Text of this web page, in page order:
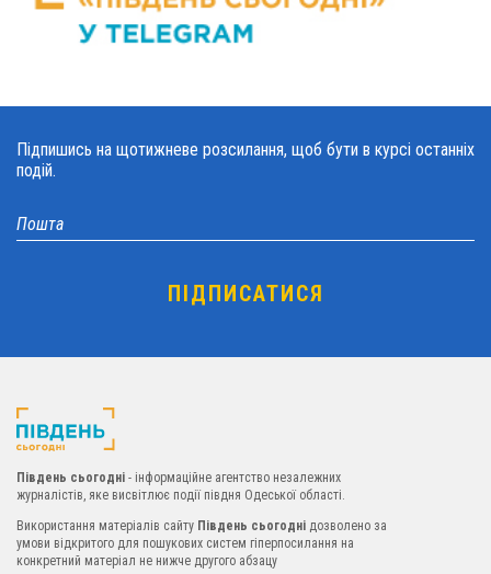
Підпишись на щотижневе розсилання, щоб бути в курсі останніх
подій.
Південь сьогодні - інформаційне агентство незалежних
журналістів, яке висвітлює події півдня Одеської області.
Використання матеріалів сайту Південь сьогодні дозволено за
умови відкритого для пошукових систем гіперпосилання на
конкретний матеріал не нижче другого абзацу